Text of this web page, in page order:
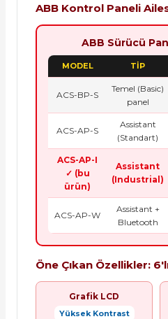
ABB Kontrol Paneli
ABB Sürücü
MODEL TİP
ACS-BP-S
Temel (Basic)
panel
ACS-AP-S
Assistant
(Standart)
ACS-AP-I
✓ (bu
ürün)
Assistant
(Industrial)
ACS-AP-W
Assistant +
Bluetooth
Öne Çıkan Özellikler:
Grafik LCD
Yüksek Kontrast